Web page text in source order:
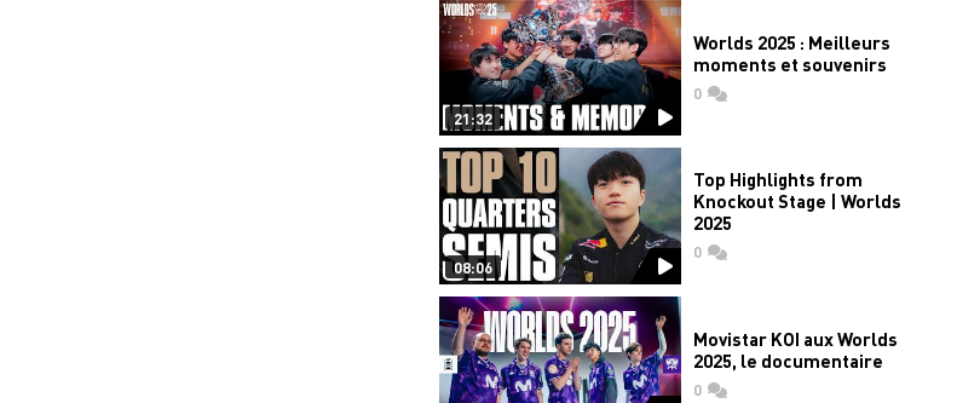
21:32
Worlds 2025 : Meilleurs
moments et souvenirs
0commentaires
08:06
Top Highlights from
Knockout Stage | Worlds
2025
0commentaires
Movistar KOI aux Worlds
2025, le documentaire
0commentaires